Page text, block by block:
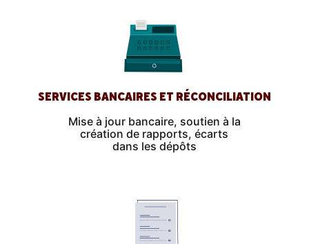
SERVICES BANCAIRES ET RÉCONCILIATION
Mise à jour bancaire, soutien à la
création de rapports, écarts
dans les dépôts